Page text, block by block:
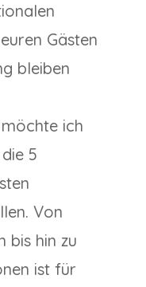
Gästen
bleiben
ich
5
Von
bis hin zu
ist für